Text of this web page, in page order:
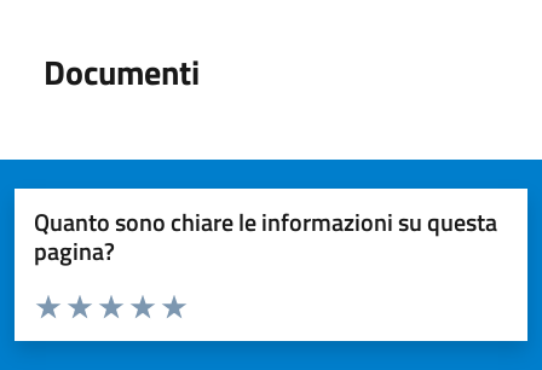
Documenti
Quanto sono chiare le informazioni su questa
pagina?
Valuta da 1 a 5 stelle la pagina
Valuta 5 stelle su 5
Valuta 4 stelle su 5
Valuta 3 stelle su 5
Valuta 2 stelle su 5
Valuta 1 stelle su 5